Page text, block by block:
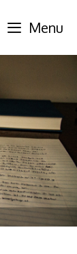
Menu